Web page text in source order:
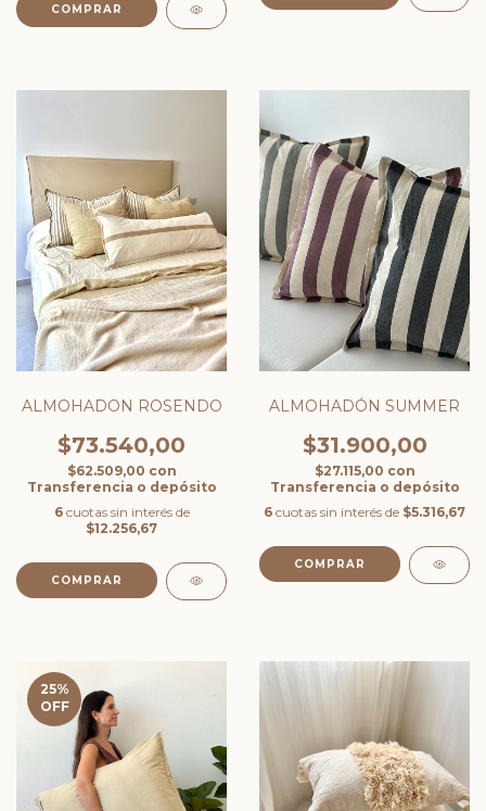
COMPRAR
ALMOHADON ROSENDO
$73.540,00
$62.509,00 con
Transferencia o depósito
6 cuotas sin interés de
$12.256,67
COMPRAR
ALMOHADÓN SUMMER
$31.900,00
$27.115,00 con
Transferencia o depósito
6 cuotas sin interés de $5.316,67
COMPRAR
25%
OFF